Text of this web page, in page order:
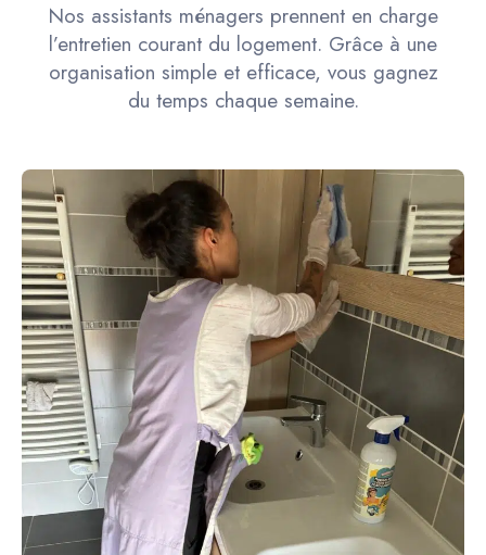
Nos assistants ménagers prennent en charge
l’entretien courant du logement. Grâce à une
organisation simple et efficace, vous gagnez
du temps chaque semaine.